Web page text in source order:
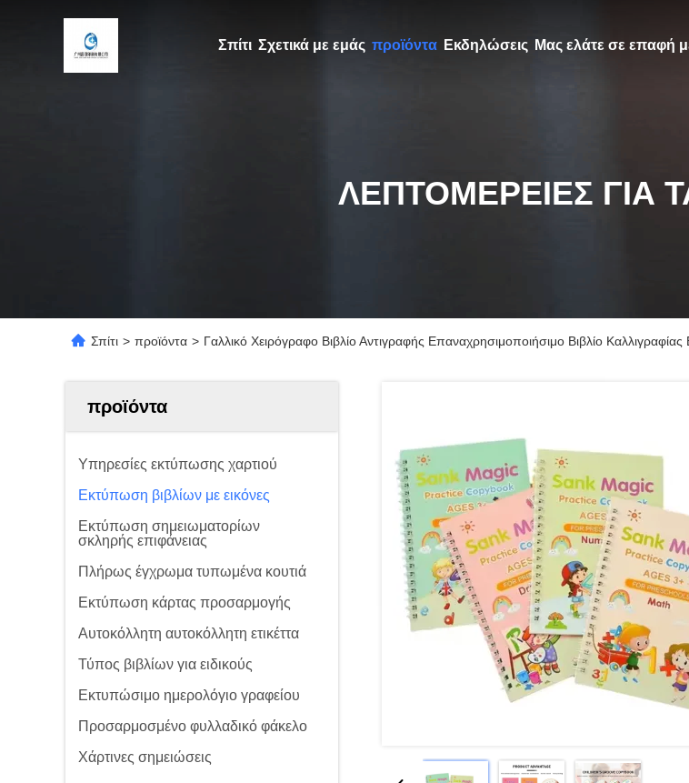
Σπίτι Σχετικά με εμάς προϊόντα Εκδηλώσεις Μας ελάτε σε επαφή
ΛΕΠΤΟΜΈΡΕΙΕΣ ΓΙΑ
Σπίτι > προϊόντα > Γαλλικό Χειρόγραφο Βιβλίο Αντιγραφής Επαναχρησιμοποιήσιμο Βιβλίο
προϊόντα
Υπηρεσίες εκτύπωσης χαρτιού
Εκτύπωση βιβλίων με εικόνες
Εκτύπωση σημειωματορίων
σκληρής επιφάνειας
Πλήρως έγχρωμα τυπωμένα κουτιά
Εκτύπωση κάρτας προσαρμογής
Αυτοκόλλητη αυτοκόλλητη ετικέττα
Τύπος βιβλίων για ειδικούς
Εκτυπώσιμο ημερολόγιο γραφείου
Προσαρμοσμένο φυλλαδικό φάκελο
Χάρτινες σημειώσεις